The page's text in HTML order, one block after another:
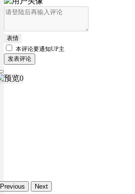
表情
本评论要通知UP主
发表评论
Previous Next